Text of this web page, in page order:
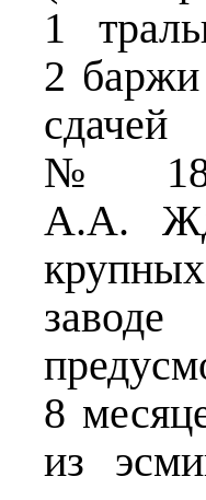
1
2 баржи
сдачей
№ 189
А.А.
8
из